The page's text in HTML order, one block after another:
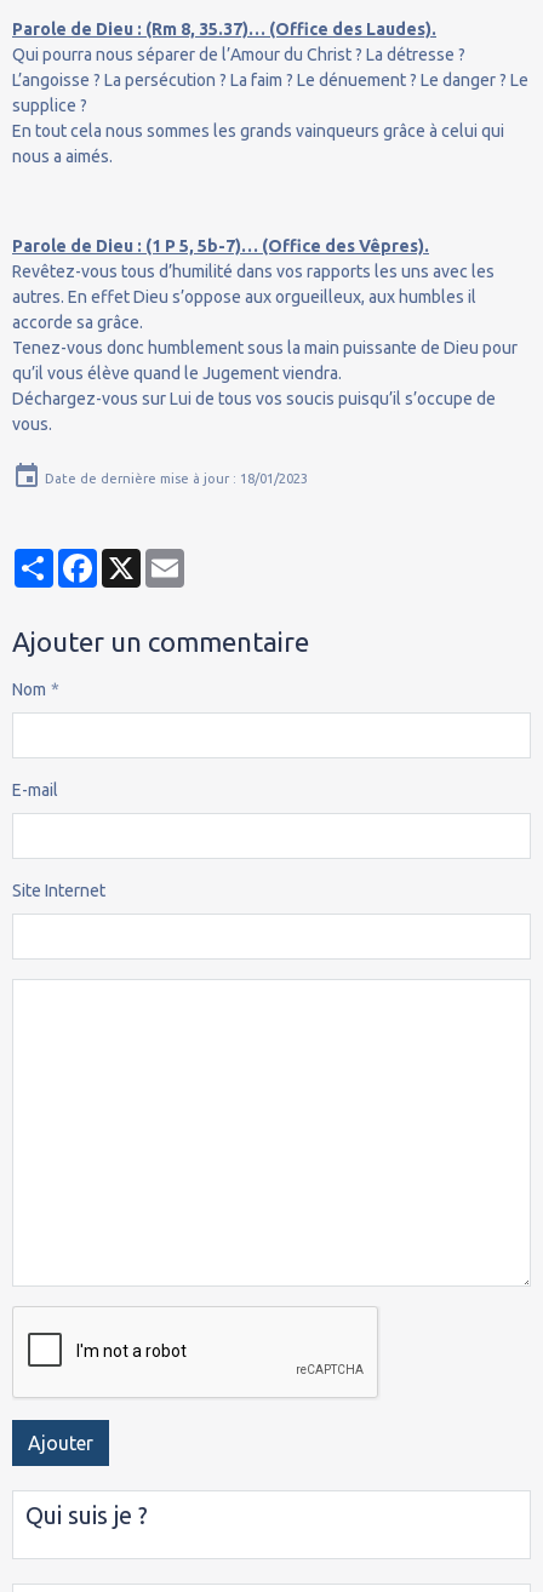
Parole de Dieu : (Rm 8, 35.37)… (Office des Laudes).
Qui pourra nous séparer de l’Amour du Christ ? La détresse ?
L’angoisse ? La persécution ? La faim ? Le dénuement ? Le danger ? Le
supplice ?
En tout cela nous sommes les grands vainqueurs grâce à celui qui
nous a aimés.
Parole de Dieu : (1 P 5, 5b-7)… (Office des Vêpres).
Revêtez-vous tous d’humilité dans vos rapports les uns avec les
autres. En effet Dieu s’oppose aux orgueilleux, aux humbles il
accorde sa grâce.
Tenez-vous donc humblement sous la main puissante de Dieu pour
qu’il vous élève quand le Jugement viendra.
Déchargez-vous sur Lui de tous vos soucis puisqu’il s’occupe de
vous.
Date de dernière mise à jour : 18/01/2023
PartagerFacebook
X
Ajouter un commentaire
Nom
E-mail
Site Internet
Ajouter
Qui suis je ?